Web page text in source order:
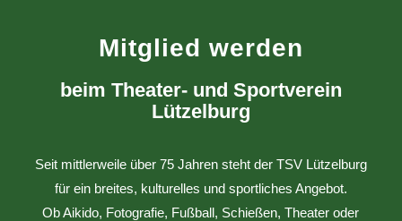
Mitglied werden
beim Theater- und Sportverein
Lützelburg
Seit mittlerweile über 75 Jahren steht der TSV Lützelburg
für ein breites, kulturelles und sportliches Angebot.
Ob Aikido, Fotografie, Fußball, Schießen, Theater oder